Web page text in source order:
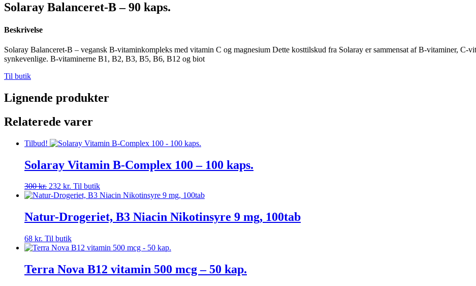
Solaray Balanceret-B – 90 kaps.
Beskrivelse
Solaray Balanceret-B – vegansk B-vitaminkompleks med vitamin C og magnesium Dette kosttilskud fra Solaray er sammensat af B-vitaminer, C-
synkevenlige. B-vitaminerne B1, B2, B3, B5, B6, B12 og biot
Til butik
Lignende produkter
Relaterede varer
Tilbud!
Solaray Vitamin B-Complex 100 – 100 kaps.
300kr. Den
oprindelige
var:
300 kr..
232 kr. Den
aktuelle
er:
232 kr..
Til butik
Natur-Drogeriet, B3 Niacin Nikotinsyre 9 mg, 100tab
68 kr. Til butik
Terra Nova B12 vitamin 500 mcg – 50 kap.